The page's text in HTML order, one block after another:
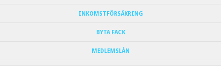
INKOMSTFÖRSÄKRING
BYTA FACK
MEDLEMSLÅN